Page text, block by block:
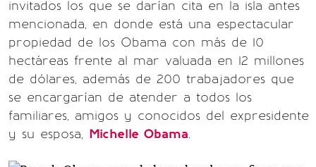
invitados los que se darían cita en la isla antes
mencionada, en donde está una espectacular
propiedad de los Obama con más de 10
hectáreas frente al mar valuada en 12 millones
de dólares, además de 200 trabajadores que
se encargarían de atender a todos los
familiares, amigos y conocidos del expresidente
y su esposa, Michelle Obama.